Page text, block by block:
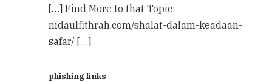
[…] Find More to that Topic:
nidaulfithrah.com/shalat-dalam-keadaan-
safar/ […]
phishing links